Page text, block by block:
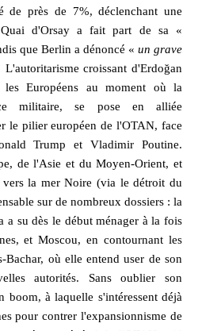
de près de 7%, déclenchant une
Quai d'Orsay a fait part de sa «
que Berlin a dénoncé « un grave
croissant d'Erdoğan
les Européens au moment où la
militaire, se pose en alliée
le pilier européen de l'OTAN, face
Trump et Vladimir Poutine.
de l'Asie et du Moyen-Orient, et
vers la mer Noire (via le détroit du
sur de nombreux dossiers : la
a su dès le début ménager à la fois
et Moscou, en contournant les
Bachar, où elle entend user de son
autorités. Sans oublier son
boom, à laquelle s'intéressent déjà
pour contrer l'expansionnisme de